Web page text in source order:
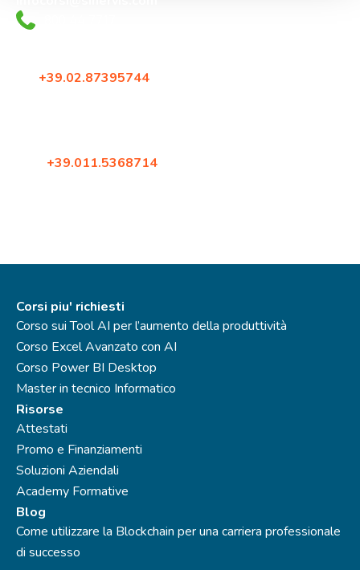
+39.02.87395744
+39.011.5368714
Corsi piu' richiesti
Corso sui Tool AI per l’aumento della produttività
Corso Excel Avanzato con AI
Corso Power BI Desktop
Master in tecnico Informatico
Risorse
Attestati
Promo e Finanziamenti
Soluzioni Aziendali
Academy Formative
Blog
Come utilizzare la Blockchain per una carriera professionale
di successo